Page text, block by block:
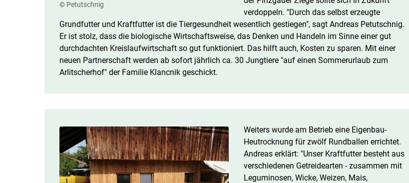
© Petutschnig
verdoppeln. "Durch das selbst erzeugte
Grundfutter und Kraftfutter ist die Tiergesundheit wesentlich gestiegen", sagt Andreas Petutschnig.
Er ist stolz, dass die biologische Wirtschaftsweise, das Denken und Handeln im Sinne einer gut
durchdachten Kreislaufwirtschaft so gut funktioniert. Das hilft auch, Kosten zu sparen. Mit einer
neuen Partnerschaft werden ab sofort jährlich ca. 30 Jungtiere "auf einen Sommerurlaub zum
Arlitscherhof" der Familie Klancnik geschickt.
Weiters wurde am Betrieb eine Eigenbau-
Heutrocknung für zwölf Rundballen errichtet.
Andreas erklärt: "Unser Kraftfutter besteht aus
verschiedenen Getreidearten - zusammen mit
Leguminosen, Wicke, Weizen, Mais,